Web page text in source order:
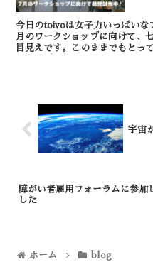
今日のtoivoは女子力いっぱいな
月のワークショップに向けて、
目見えです。このままでもとっ
宇宙
障がい者雇用フォーラムに参加
した
ホーム blog